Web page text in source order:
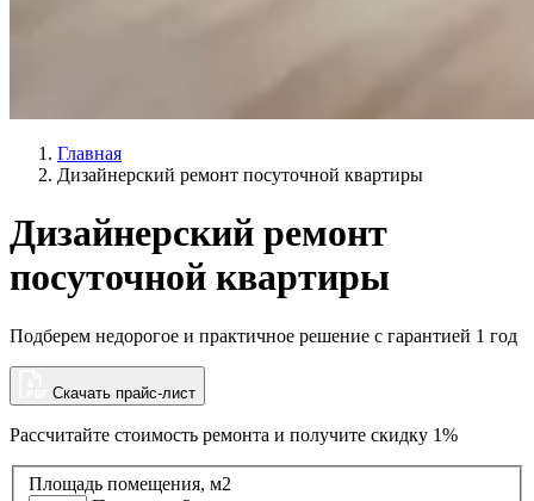
Главная
Дизайнерский ремонт посуточной квартиры
Дизайнерский ремонт
посуточной квартиры
Подберем недорогое и практичное решение с гарантией 1 год
Скачать прайс-лист
Рассчитайте стоимость ремонта и получите скидку 1%
Площадь помещения, м2